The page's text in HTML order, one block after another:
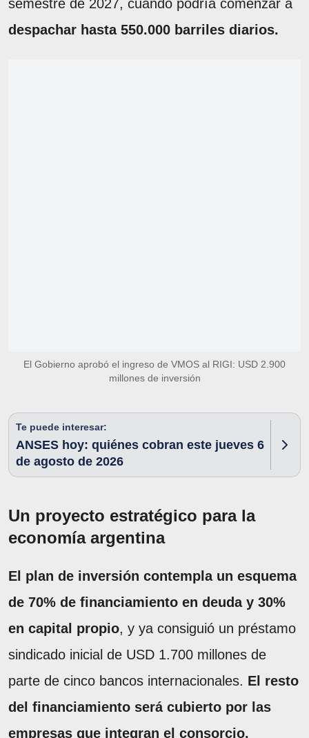
semestre de 2027, cuando podría comenzar a
despachar hasta 550.000 barriles diarios.
El Gobierno aprobó el ingreso de VMOS al RIGI: USD 2.900
millones de inversión
Te puede interesar:
ANSES hoy: quiénes cobran este jueves 6
de agosto de 2026
Un proyecto estratégico para la
economía argentina
El plan de inversión contempla un esquema
de 70% de financiamiento en deuda y 30%
en capital propio, y ya consiguió un préstamo
sindicado inicial de USD 1.700 millones de
parte de cinco bancos internacionales. El resto
del financiamiento será cubierto por las
empresas que integran el consorcio.